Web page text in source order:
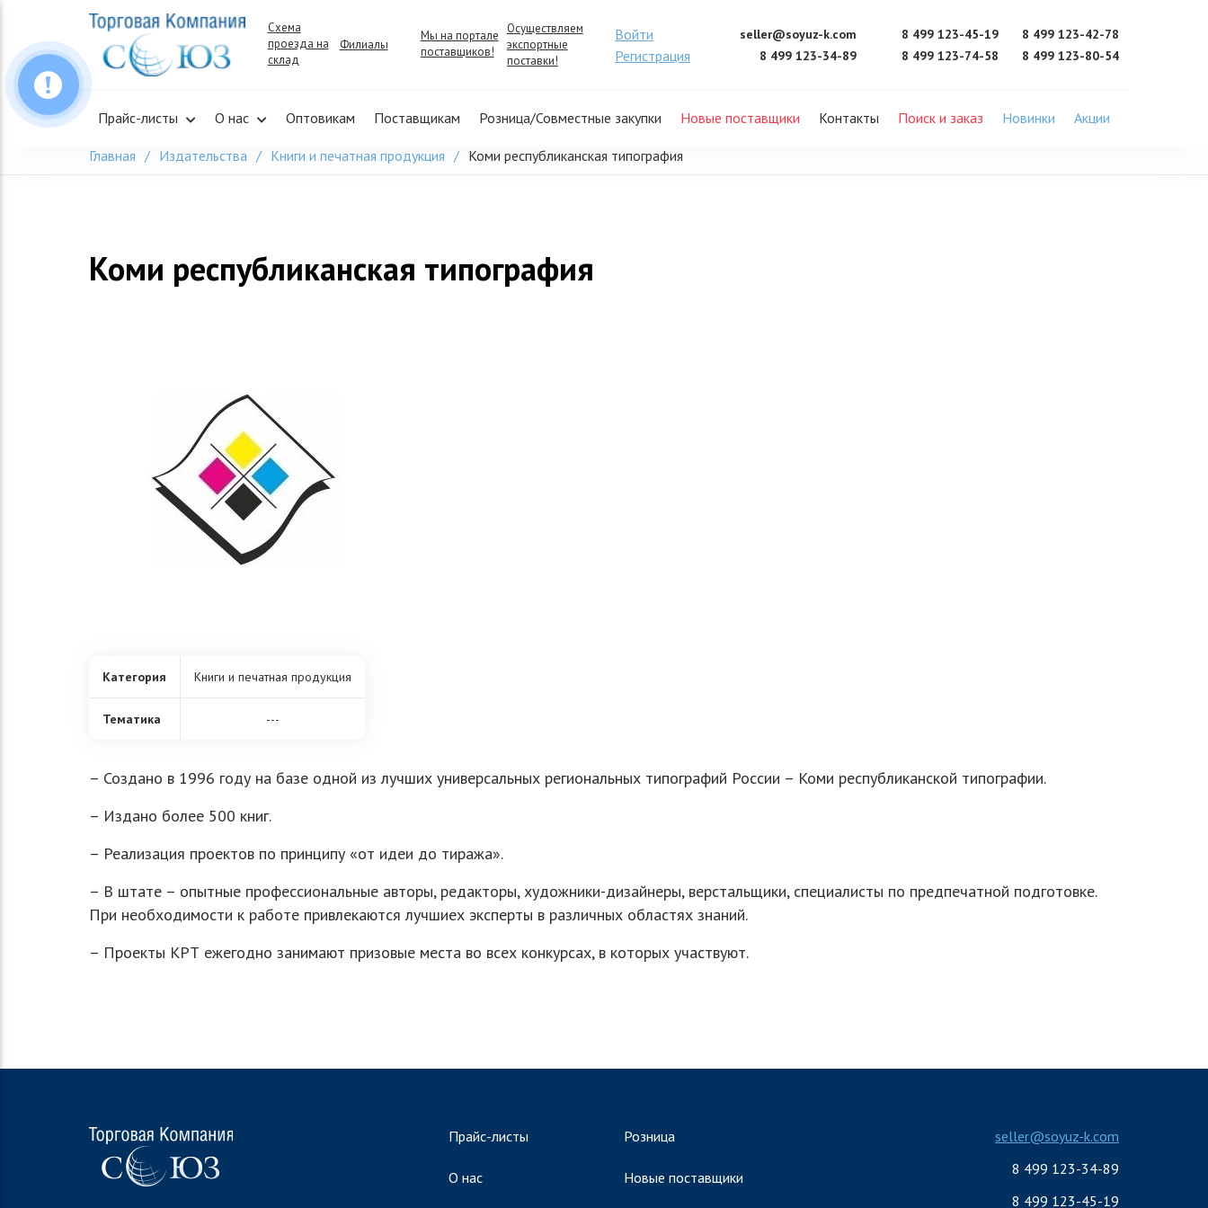
content
Схема
проезда на
склад
Филиалы
Мы на портале
поставщиков!
Осуществляем
экспортные
поставки!
Войти
Регистрация
seller@soyuz-k.com
8 499 123-34-89
8 499 123-45-19
8 499 123-42-78
8 499 123-74-58
8 499 123-80-54
Прайс-листы О нас Оптовикам Поставщикам Розница/Совместные закупки Новые поставщики Контакты Поиск и заказ Новинки Акции
Главная Издательства Книги и печатная продукция Коми республиканская типография
Коми республиканская типография
Категория Книги и печатная продукция
Тематика ---
– Создано в 1996 году на базе одной из лучших универсальных региональных типографий России – Коми республиканской типографии.
– Издано более 500 книг.
– Реализация проектов по принципу «от идеи до тиража».
– В штате – опытные профессиональные авторы, редакторы, художники-дизайнеры, верстальщики, специалисты по предпечатной подготовке.
При необходимости к работе привлекаются лучшиех эксперты в различных областях знаний.
– Проекты КРТ ежегодно занимают призовые места во всех конкурсах, в которых участвуют.
Прайс-листы
О нас
Розница
Новые поставщики
seller@soyuz-k.com
8 499 123-34-89
8 499 123-45-19